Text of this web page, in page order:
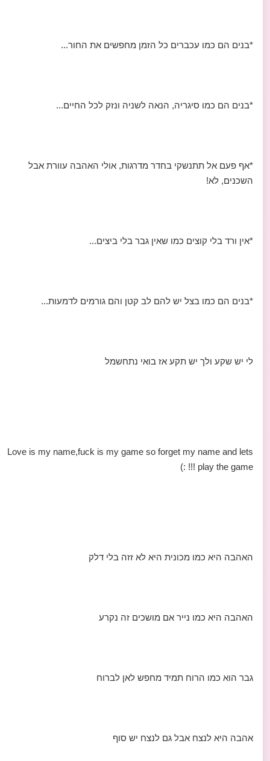
*בנים הם כמו עכברים כל הזמן מחפשים את החור...
*בנים הם כמו סיגריה, הנאה לשניה ונזק לכל החיים...
*אף פעם אל תתנשקי בחדר מדרגות, אולי האהבה עוורת אבל
השכנים, לא!
*אין ורד בלי קוצים כמו שאין גבר בלי ביצים...
*בנים הם כמו בצל יש להם לב קטן והם גורמים לדמעות...
לי יש שקע ולך יש תקע אז בואי נתחשמל
Love is my name,fuck is my game so forget my name and lets
play the game !!! :)
האהבה היא כמו מכונית היא לא זזה בלי דלק
האהבה היא כמו נייר אם מושכים זה נקרע
גבר הוא כמו הרוח תמיד מחפש לאן לברוח
אהבה היא לנצח אבל גם לנצח יש סוף